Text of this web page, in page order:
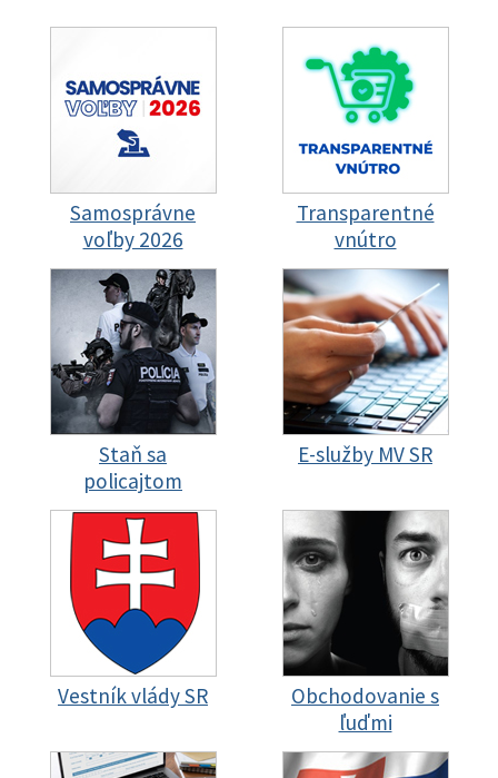
Samosprávne
voľby 2026
Transparentné
vnútro
Staň sa
policajtom
E-služby MV SR
Vestník vlády SR
Obchodovanie s
ľuďmi